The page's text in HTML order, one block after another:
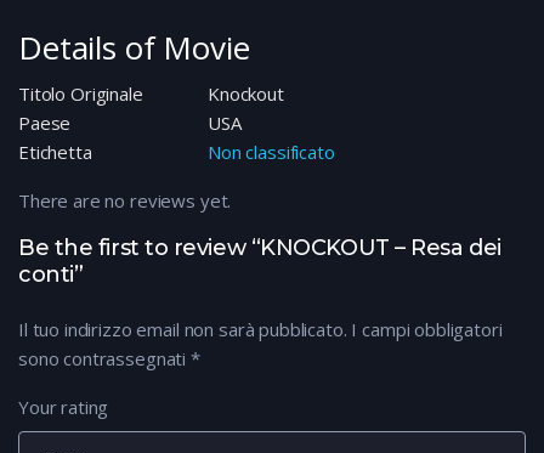
Details of Movie
Titolo Originale
Knockout
Paese
USA
Etichetta
Non classificato
Be the first to review “KNOCKOUT – Resa dei
conti”
Il tuo indirizzo email non sarà pubblicato. I campi obbligatori
sono contrassegnati *
Your rating
There are no reviews yet.